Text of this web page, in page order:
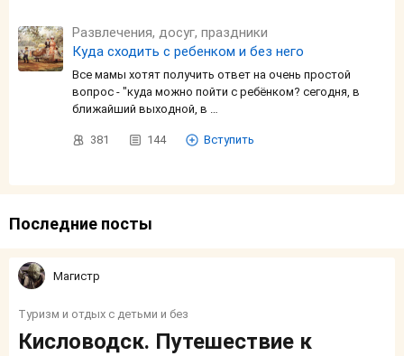
Развлечения, досуг, праздники
Куда сходить с ребенком и без него
Все мамы хотят получить ответ на очень простой
вопрос - "куда можно пойти с ребёнком? сегодня, в
ближайший выходной, в …
381 144 Вступить
Последние посты
Магистр
Туризм и отдых с детьми и без
Кисловодск. Путешествие к